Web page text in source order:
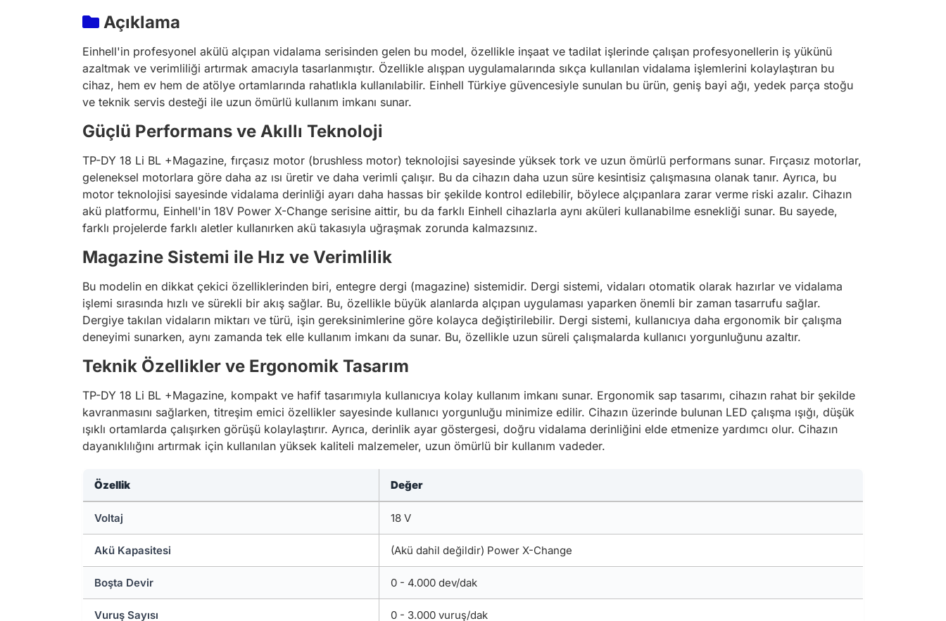
Açıklama
Einhell'in profesyonel akülü alçıpan vidalama serisinden gelen bu model, özellikle inşaat ve tadilat işlerinde çalışan profesyonellerin iş yükünü
azaltmak ve verimliliği artırmak amacıyla tasarlanmıştır. Özellikle alışpan uygulamalarında sıkça kullanılan vidalama işlemlerini kolaylaştıran bu
cihaz, hem ev hem de atölye ortamlarında rahatlıkla kullanılabilir. Einhell Türkiye güvencesiyle sunulan bu ürün, geniş bayi ağı, yedek parça stoğu
ve teknik servis desteği ile uzun ömürlü kullanım imkanı sunar.
Güçlü Performans ve Akıllı Teknoloji
TP-DY 18 Li BL +Magazine, fırçasız motor (brushless motor) teknolojisi sayesinde yüksek tork ve uzun ömürlü performans sunar. Fırçasız motorlar,
geleneksel motorlara göre daha az ısı üretir ve daha verimli çalışır. Bu da cihazın daha uzun süre kesintisiz çalışmasına olanak tanır. Ayrıca, bu
motor teknolojisi sayesinde vidalama derinliği ayarı daha hassas bir şekilde kontrol edilebilir, böylece alçıpanlara zarar verme riski azalır. Cihazın
akü platformu, Einhell'in 18V Power X-Change serisine aittir, bu da farklı Einhell cihazlarla aynı aküleri kullanabilme esnekliği sunar. Bu sayede,
farklı projelerde farklı aletler kullanırken akü takasıyla uğraşmak zorunda kalmazsınız.
Magazine Sistemi ile Hız ve Verimlilik
Bu modelin en dikkat çekici özelliklerinden biri, entegre dergi (magazine) sistemidir. Dergi sistemi, vidaları otomatik olarak hazırlar ve vidalama
işlemi sırasında hızlı ve sürekli bir akış sağlar. Bu, özellikle büyük alanlarda alçıpan uygulaması yaparken önemli bir zaman tasarrufu sağlar.
Dergiye takılan vidaların miktarı ve türü, işin gereksinimlerine göre kolayca değiştirilebilir. Dergi sistemi, kullanıcıya daha ergonomik bir çalışma
deneyimi sunarken, aynı zamanda tek elle kullanım imkanı da sunar. Bu, özellikle uzun süreli çalışmalarda kullanıcı yorgunluğunu azaltır.
Teknik Özellikler ve Ergonomik Tasarım
TP-DY 18 Li BL +Magazine, kompakt ve hafif tasarımıyla kullanıcıya kolay kullanım imkanı sunar. Ergonomik sap tasarımı, cihazın rahat bir şekilde
kavranmasını sağlarken, titreşim emici özellikler sayesinde kullanıcı yorgunluğu minimize edilir. Cihazın üzerinde bulunan LED çalışma ışığı, düşük
ışıklı ortamlarda çalışırken görüşü kolaylaştırır. Ayrıca, derinlik ayar göstergesi, doğru vidalama derinliğini elde etmenize yardımcı olur. Cihazın
dayanıklılığını artırmak için kullanılan yüksek kaliteli malzemeler, uzun ömürlü bir kullanım vadeder.
Özellik Değer
Voltaj 18 V
Akü Kapasitesi (Akü dahil değildir) Power X-Change
Boşta Devir 0 - 4.000 dev/dak
Vuruş Sayısı 0 - 3.000 vuruş/dak